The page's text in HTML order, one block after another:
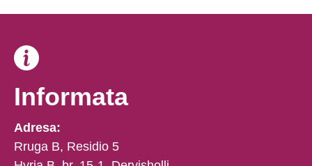
Informata
Adresa:
Rruga B, Residio 5